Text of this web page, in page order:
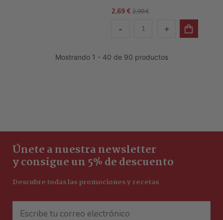
2,69 € 2,99 €
Mostrando 1 - 40 de 90 productos
Únete a nuestra newsletter
y consigue un 5% de descuento
Descubre todas las promociones y recetas